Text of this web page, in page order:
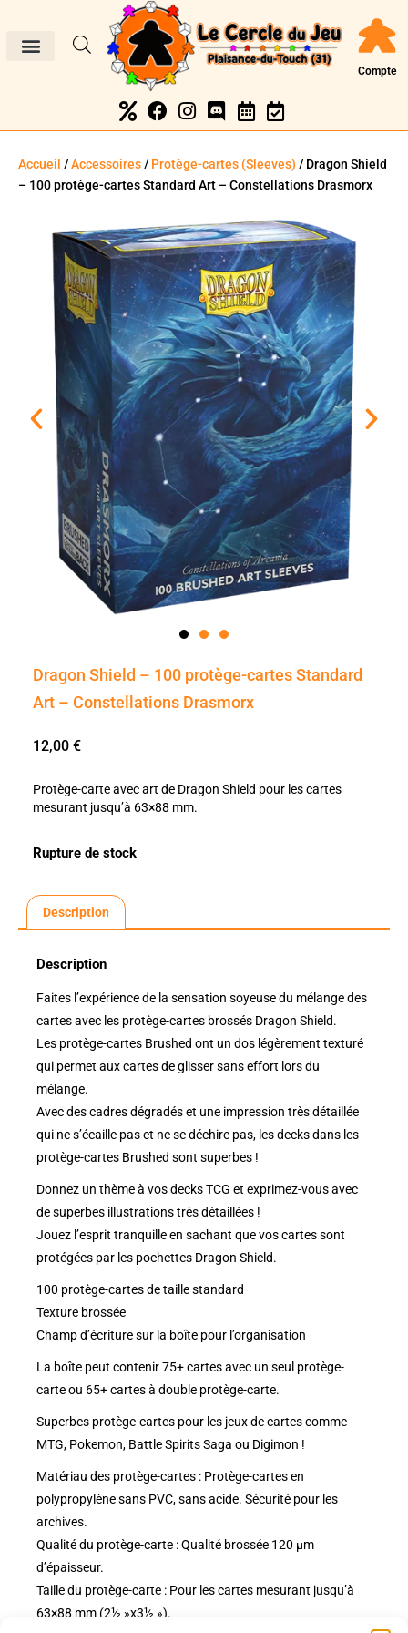
Compte
Accueil /Accessoires/ Protège-cartes (Sleeves) / Dragon Shield
– 100 protège-cartes Standard Art – Constellations Drasmorx
Dragon Shield – 100 protège-cartes Standard
Art – Constellations Drasmorx
12,00 €
Protège-carte avec art de Dragon Shield pour les cartes
mesurant jusqu’à 63×88 mm.
Rupture de stock
Description
Description
Faites l’expérience de la sensation soyeuse du mélange des
cartes avec les protège-cartes brossés Dragon Shield.
Les protège-cartes Brushed ont un dos légèrement texturé
qui permet aux cartes de glisser sans effort lors du
mélange.
Avec des cadres dégradés et une impression très détaillée
qui ne s’écaille pas et ne se déchire pas, les decks dans les
protège-cartes Brushed sont superbes !
Donnez un thème à vos decks TCG et exprimez-vous avec
de superbes illustrations très détaillées !
Jouez l’esprit tranquille en sachant que vos cartes sont
protégées par les pochettes Dragon Shield.
100 protège-cartes de taille standard
Texture brossée
Champ d’écriture sur la boîte pour l’organisation
La boîte peut contenir 75+ cartes avec un seul protège-
carte ou 65+ cartes à double protège-carte.
Superbes protège-cartes pour les jeux de cartes comme
MTG, Pokemon, Battle Spirits Saga ou Digimon !
Matériau des protège-cartes : Protège-cartes en
polypropylène sans PVC, sans acide. Sécurité pour les
archives.
Qualité du protège-carte : Qualité brossée 120 µm
d’épaisseur.
Taille du protège-carte : Pour les cartes mesurant jusqu’à
63×88 mm (2½ »x3½ »).